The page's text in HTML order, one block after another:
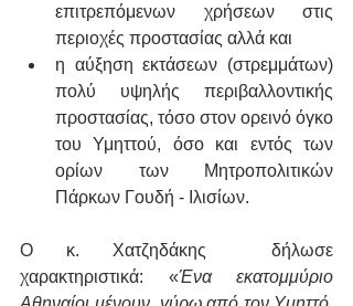
επιτρεπόμενων χρήσεων στις
περιοχές προστασίας αλλά και
η αύξηση εκτάσεων (στρεμμάτων)
πολύ υψηλής περιβαλλοντικής
προστασίας, τόσο στον ορεινό όγκο
του Υμηττού, όσο και εντός των
ορίων των Μητροπολιτικών
Πάρκων Γουδή - Ιλισίων.
Ο κ. Χατζηδάκης  δήλωσε
χαρακτηριστικά: «Ένα εκατομμύριο